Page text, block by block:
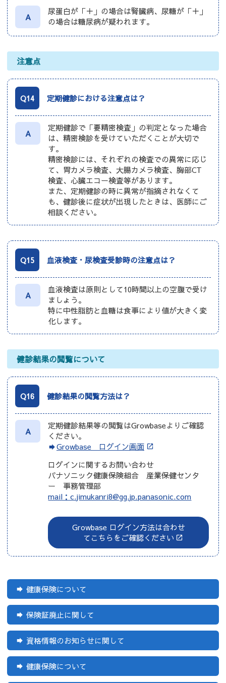
健康保険について
保険証廃止に関して
資格情報のお知らせに関して
健康保険について
A
尿蛋白が「＋」の場合は腎臓病、尿糖が「＋」
の場合は糖尿病が疑われます。
注意点
Q14 定期健診における注意点は？
A
定期健診で「要精密検査」の判定となった場合
は、精密検診を受けていただくことが大切で
す。
精密検診には、それぞれの検査での異常に応じ
て、胃カメラ検査、大腸カメラ検査、胸部CT
検査、心臓エコー検査等があります。
また、定期健診の時に異常が指摘されなくて
も、健診後に症状が出現したときは、医師にご
相談ください。
Q15 血液検査・尿検査受診時の注意点は？
A
血液検査は原則として10時間以上の空腹で受け
ましょう。
特に中性脂肪と血糖は食事により値が大きく変
化します。
健診結果の閲覧について
Q16 健診結果の閲覧方法は？
A
定期健診結果等の閲覧はGrowbaseよりご確認
ください。
Growbase ログイン画面
ログインに関するお問い合わせ
パナソニック健康保険組合 産業保健センタ
ー 事務管理部
mail：c.jimukanri8@gg.jp.panasonic.com
Growbase ログイン方法は合わせ
てこちらをご確認ください